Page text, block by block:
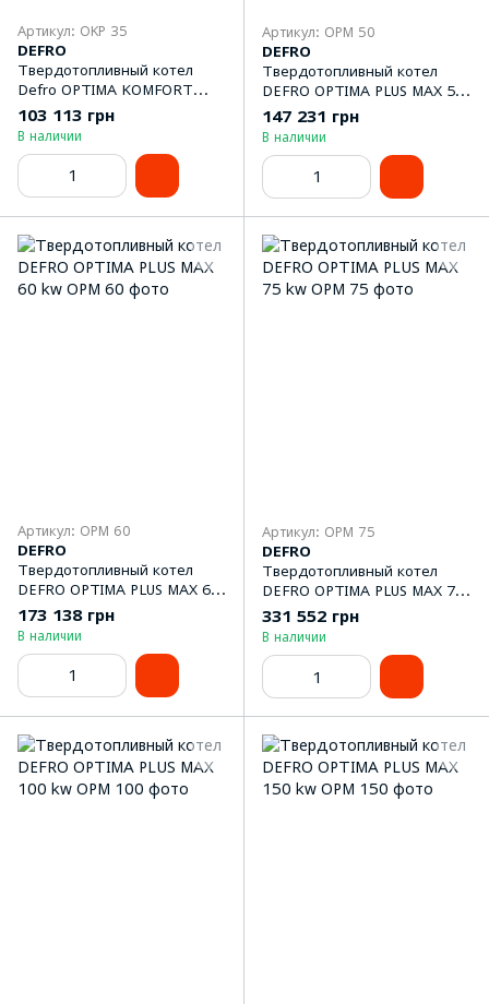
Артикул: OKP 35
DEFRO
Твердотопливный котел
Defro OPTIMA KOMFORT
PLUS 35 kw
103 113 грн
В наличии
Артикул: OPM 50
DEFRO
Твердотопливный котел
DEFRO OPTIMA PLUS MAX 50
kw
147 231 грн
В наличии
Артикул: OPM 60
DEFRO
Твердотопливный котел
DEFRO OPTIMA PLUS MAX 60
kw
173 138 грн
В наличии
Артикул: OPM 75
DEFRO
Твердотопливный котел
DEFRO OPTIMA PLUS MAX 75
kw
331 552 грн
В наличии